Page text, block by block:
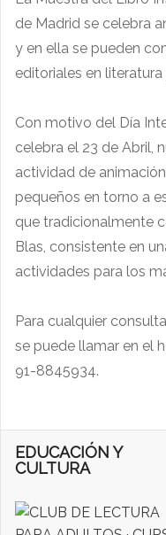
de Madrid se celebra
y en ella se pueden
editoriales en
Con motivo del Día
celebra el 23 de Abril,
actividad de
pequeños en torno a
que tradicionalmente
Blas, consistente en
actividades para los
Para cualquier
se puede llamar en el
91-8845934.
EDUCACIÓN Y
CULTURA